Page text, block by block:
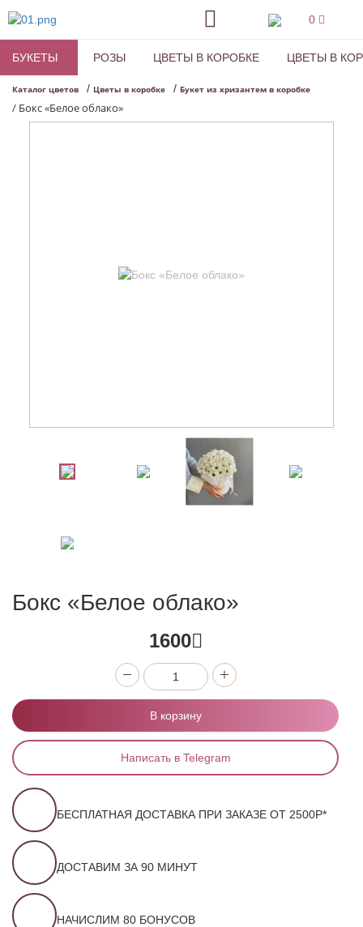
0
БУКЕТЫ РОЗЫ ЦВЕТЫ В КОРОБКЕ ЦВЕТЫ В
Каталог цветов / Цветы в коробке / Букет из хризантем в коробке
/ Бокс «Белое облако»
Бокс «Белое облако»
1600
В корзину
Написать в Telegram
БЕСПЛАТНАЯ ДОСТАВКА ПРИ ЗАКАЗЕ ОТ 2500Р*
ДОСТАВИМ ЗА 90 МИНУТ
НАЧИСЛИМ 80 БОНУСОВ